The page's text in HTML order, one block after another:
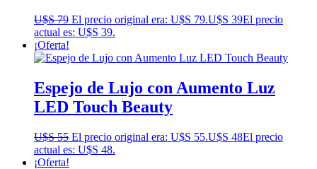
U$S79 El precio original era: U$S 79.U$S 39El precio
actual es: U$S 39.
¡Oferta!
Espejo de Lujo con Aumento Luz
LED Touch Beauty
U$S55 El precio original era: U$S 55.U$S 48El precio
actual es: U$S 48.
¡Oferta!